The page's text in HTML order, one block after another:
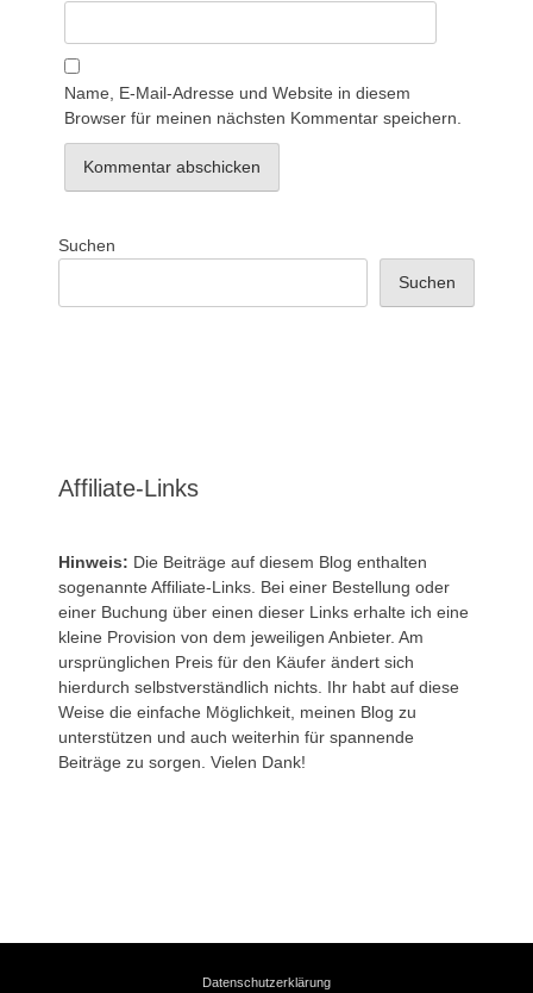
Name, E-Mail-Adresse und Website in diesem
Browser für meinen nächsten Kommentar speichern.
Suchen
Suchen
Affiliate-Links
Hinweis: Die Beiträge auf diesem Blog enthalten
sogenannte Affiliate-Links. Bei einer Bestellung oder
einer Buchung über einen dieser Links erhalte ich eine
kleine Provision von dem jeweiligen Anbieter. Am
ursprünglichen Preis für den Käufer ändert sich
hierdurch selbstverständlich nichts. Ihr habt auf diese
Weise die einfache Möglichkeit, meinen Blog zu
unterstützen und auch weiterhin für spannende
Beiträge zu sorgen. Vielen Dank!
Datenschutzerklärung